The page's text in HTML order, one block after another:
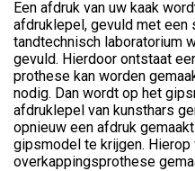
Een afdruk van uw kaak
afdruklepel, gevuld met een
tandtechnisch laboratorium
gevuld. Hierdoor ontstaat
prothese kan worden
nodig. Dan wordt op het
afdruklepel van kunsthars
opnieuw een afdruk
gipsmodel te krijgen. Hierop
overkappingsprothese